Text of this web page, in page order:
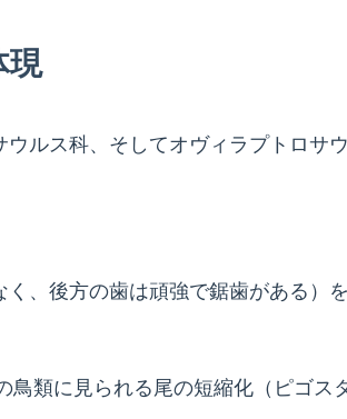
現
ルス科、そしてオヴィラプトロサ
、後方の歯は頑強で鋸歯がある）
類に見られる尾の短縮化（ピゴス